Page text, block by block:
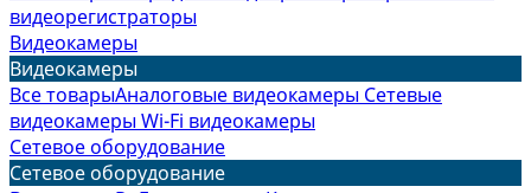
видеорегистраторы
Видеокамеры
Видеокамеры
Все товарыАналоговые видеокамеры Сетевые
видеокамерыWi-Fi видеокамеры
Сетевое оборудование
Сетевое оборудование